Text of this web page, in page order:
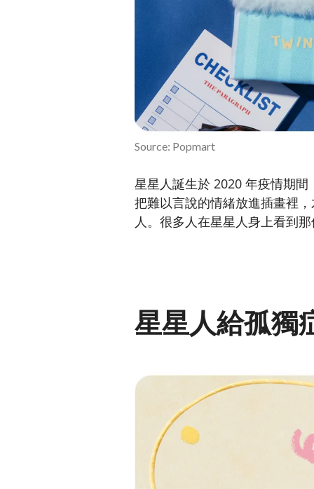
Source: Popmart
星星人誕生於 2020 年疫情期
把難以言說的情緒放進插畫裡
人。很多人在星星人身上看到
星星人給孤獨